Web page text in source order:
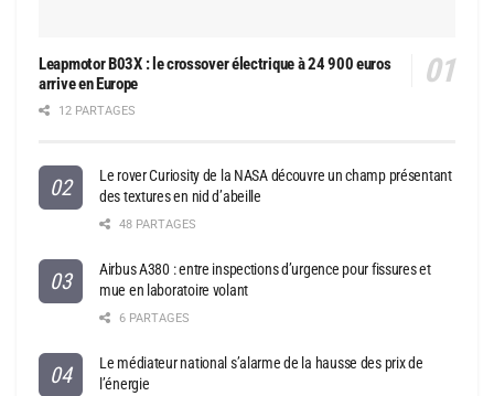
Leapmotor B03X : le crossover électrique à 24 900 euros
arrive en Europe
12 PARTAGES
Le rover Curiosity de la NASA découvre un champ présentant
des textures en nid d’abeille
48 PARTAGES
Airbus A380 : entre inspections d’urgence pour fissures et
mue en laboratoire volant
6 PARTAGES
Le médiateur national s’alarme de la hausse des prix de
l’énergie